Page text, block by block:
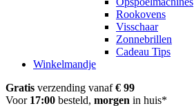
Rookovens
Visschaar
Zonnebrillen
Cadeau Tips
Winkelmandje
Gratis verzending vanaf€ 99
Voor 17:00 besteld, morgen in huis*